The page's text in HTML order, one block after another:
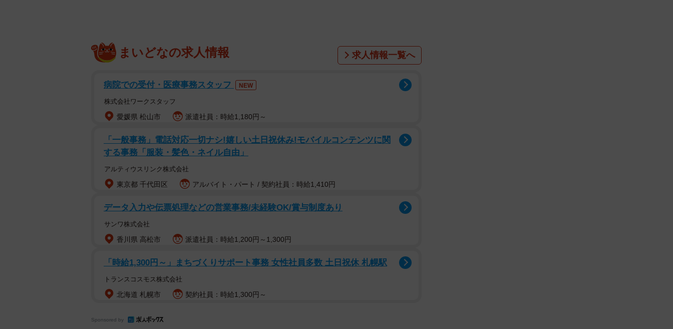
1月の出産から2025年も充実した日々を送る彼女が、「笑顔でいる方が楽しい」と前向きに
なれた過程を語ってくれました。
第一子に聞かれた「僕と赤ちゃん、どっちが好きなの？」
――二人目のお子さんが生まれて、第一子のときとの違いはありますか？
くれるんです。私の心の余裕が違うからなのか、いい意味で“ほったらかし育児”なんですよ
ね。
上の子の世話でつきっきりにはなれないので、安全面に気を付けつつ、どっしり構えて育て
――上のお子さんは、赤ちゃんにどんな反応を？
きなの？」と聞いてきたことがあって。
もちろん「どっちも好きに決まってるでしょ」と答えたんですが、いつも頑張ってお兄ちゃ
弟くんは一生追い越せないんだよ。だから、その分ちょっと好きかな」と言ったら、すごく
まいどなの求人情報 求人情報一覧へ
病院での受付・医療事務スタッフ NEW
株式会社ワークスタッフ
愛媛県 松山市 派遣社員：時給1,180円～
「一般事務」電話対応一切ナシ!嬉しい土日祝休み!モバイルコンテンツに関
する事務「服装・髪色・ネイル自由」
アルティウスリンク株式会社
東京都 千代田区 アルバイト・パート / 契約社員：時給1,410円
データ入力や伝票処理などの営業事務/未経験OK/賞与制度あり
サンワ株式会社
香川県 高松市 派遣社員：時給1,200円～1,300円
「時給1,300円～」まちづくりサポート事務 女性社員多数 土日祝休 札幌駅
トランスコスモス株式会社
北海道 札幌市 契約社員：時給1,300円～
Sponsored by